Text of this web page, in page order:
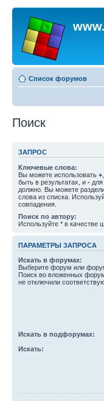
Список форумов
Поиск
ЗАПРОС
Ключевые слова:
Вы можете использовать +
быть в результатах, и -
должно. Вы можете
слова из списка.
совпадения.
Поиск по автору:
Используйте * в качестве
ПАРАМЕТРЫ ЗАПРОСА
Искать в форумах:
Выберите форум или
Поиск во вложенных
не отключили
Искать в подфорумах:
Искать: